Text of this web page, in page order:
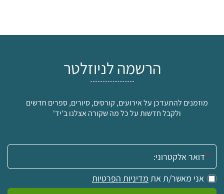
הרשמה לניוזלטר
מוזמנים להתעדכן על אירועים, קורסים, סיורים, ספרים חדשים
ולקבל חדשות על כל מה שקורה אצלנו ב'יד'
אימייל:
אני מאשר/ת את מדיניות הפרטיות